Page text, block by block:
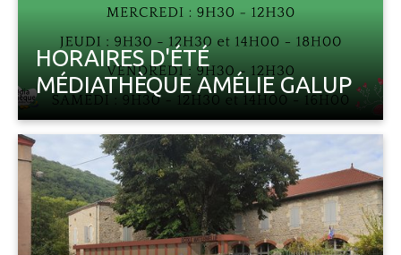
HORAIRES D'ÉTÉ
MÉDIATHÈQUE AMÉLIE GALUP